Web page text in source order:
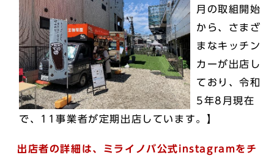
月の取組開始
から、さまざ
まなキッチン
カーが出店し
ており、令和
5年8月現在
で、11事業者が定期出店しています。】
出店者の詳細は、ミライノバ公式instagramをチ